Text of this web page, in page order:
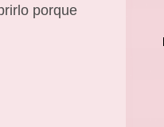
porque